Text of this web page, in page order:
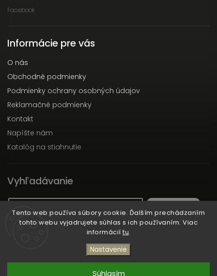
Tento web používa súbory cookie. Ďalším prechádzaním
tohto webu vyjadrujete súhlas s ich používaním. Viac
informácií tu.
Nastavenie
Súhlasím
Facebook
Informácie pre vás
O nás
Obchodné podmienky
Podmienky ochrany osobných údajov
Reklamačné podmienky
Kontakt
Napíšte nám
Katalóg na stiahnutie
Vyhľadávanie
Dott.Solari. Všetky práva vyhradené.